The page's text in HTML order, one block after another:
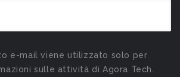
e-mail viene utilizzato solo per
sulle attività di Agora Tech.